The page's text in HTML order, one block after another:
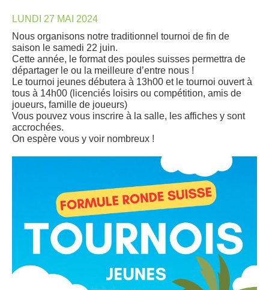
LUNDI 27 MAI 2024
Nous organisons notre traditionnel tournoi de fin de
saison le samedi 22 juin.
Cette année, le format des poules suisses permettra de
départager le ou la meilleure d’entre nous !
Le tournoi jeunes débutera à 13h00 et le tournoi ouvert à
tous à 14h00 (licenciés loisirs ou compétition, amis de
joueurs, famille de joueurs)
Vous pouvez vous inscrire à la salle, les affiches y sont
accrochées.
On espère vous y voir nombreux !